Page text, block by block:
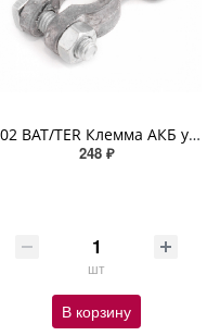
102 BAT/TER Клемма АКБ универсальная крепление жилы планкой специальный свинцовый сплав 1шт
248 ₽
шт
В корзину